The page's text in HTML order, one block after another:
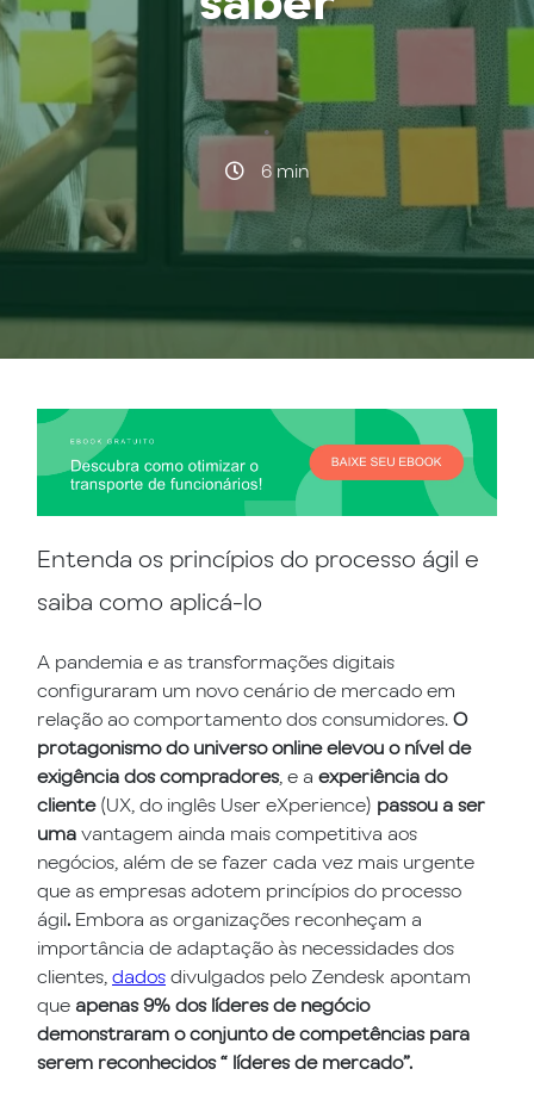
·
6 min
Entenda os princípios do processo ágil e
saiba como aplicá-lo
A pandemia e as transformações digitais
configuraram um novo cenário de mercado em
relação ao comportamento dos consumidores. O
protagonismo do universo online elevou o nível de
exigência dos compradores, e a experiência do
cliente (UX, do inglês User eXperience) passou a ser
uma vantagem ainda mais competitiva aos
negócios, além de se fazer cada vez mais urgente
que as empresas adotem princípios do processo
ágil. Embora as organizações reconheçam a
importância de adaptação às necessidades dos
clientes, dados divulgados pelo Zendesk apontam
que apenas 9% dos líderes de negócio
demonstraram o conjunto de competências para
serem reconhecidos “ líderes de mercado”.